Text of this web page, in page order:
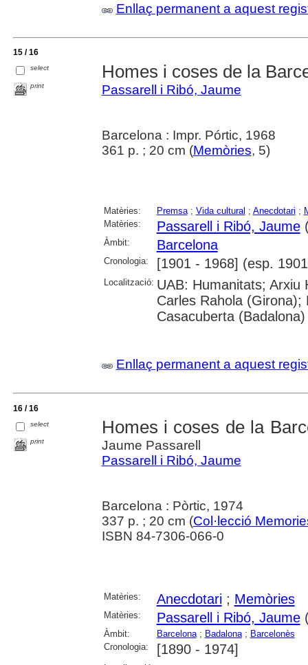
Enllaç permanent a aquest
15 / 16
select
print
Homes i coses de la
Passarell i Ribó, Jaume
Barcelona : Impr. Pórtic, 1968
361 p. ; 20 cm (Memòries, 5)
Matèries: Premsa; Vida cultural ; Anecdotari ;
Matèries:
Passarell i Ribó, Jaume
Àmbit: Barcelona
Cronologia: [1901 - 1968] (esp.
Localització: UAB: Humanitats; Arxiu
Carles Rahola (Girona);
Casacuberta (Badalona)
Enllaç permanent a aquest
16 / 16
select
print
Homes i coses de la
Jaume Passarell
Passarell i Ribó, Jaume
Barcelona : Pòrtic, 1974
337 p. ; 20 cm (Col·lecció
ISBN 84-7306-066-0
Matèries: Anecdotari; Memòries
Matèries: Passarell i Ribó, Jaume
Àmbit: Barcelona; Badalona; Barcelonès
Cronologia:
[1890 - 1974]